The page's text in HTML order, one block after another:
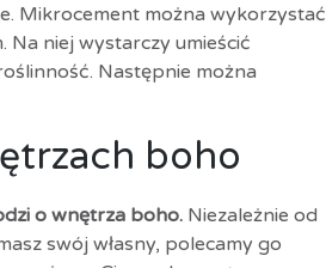
Mikrocement można wykorzystać
Na niej wystarczy umieścić
Następnie można
boho
o wnętrza boho. Niezależnie od
swój własny, polecamy go